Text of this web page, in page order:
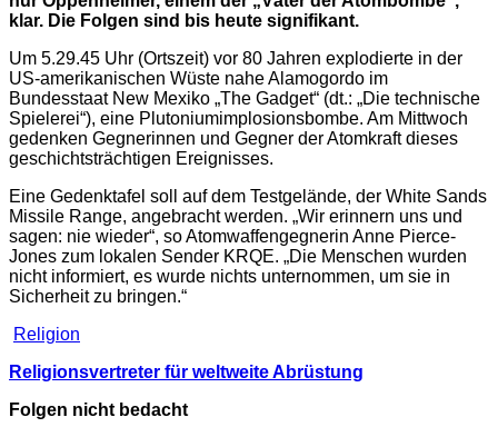
klar. Die Folgen sind bis heute signifikant.
Um 5.29.45 Uhr (Ortszeit) vor 80 Jahren explodierte in der
US-amerikanischen Wüste nahe Alamogordo im
Bundesstaat New Mexiko „The Gadget“ (dt.: „Die technische
Spielerei“), eine Plutoniumimplosionsbombe. Am Mittwoch
gedenken Gegnerinnen und Gegner der Atomkraft dieses
geschichtsträchtigen Ereignisses.
Eine Gedenktafel soll auf dem Testgelände, der White Sands
Missile Range, angebracht werden. „Wir erinnern uns und
sagen: nie wieder“, so Atomwaffengegnerin Anne Pierce-
Jones zum lokalen Sender KRQE. „Die Menschen wurden
nicht informiert, es wurde nichts unternommen, um sie in
Sicherheit zu bringen.“
Religion
Religionsvertreter für weltweite Abrüstung
Folgen nicht bedacht